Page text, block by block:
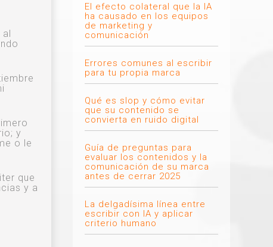
y
o le
que
y a
El efecto colateral que la IA
ha causado en los equipos
de marketing y
comunicación
Errores comunes al escribir
para tu propia marca
Qué es slop y cómo evitar
que su contenido se
convierta en ruido digital
Guía de preguntas para
evaluar los contenidos y la
comunicación de su marca
antes de cerrar 2025
La delgadísima línea entre
escribir con IA y aplicar
criterio humano